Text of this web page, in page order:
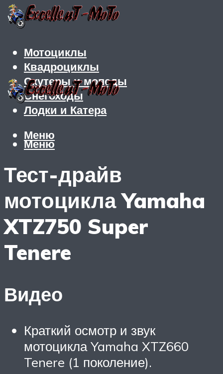
Мотоциклы
Квадроциклы
Скутеры и мопеды
Снегоходы
Лодки и Катера
Меню
Меню
Тест-драйв
мотоцикла Yamaha
XTZ750 Super
Tenere
Видео
Краткий осмотр и звук
мотоцикла Yamaha XTZ660
Tenere (1 поколение).